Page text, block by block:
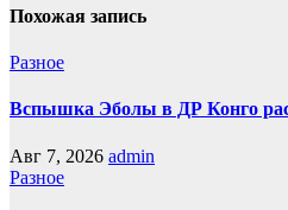
Похожая запись
Разное
Вспышка Эболы в ДР Конго
Авг 7, 2026 admin
Разное